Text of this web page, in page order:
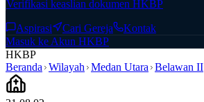
Verifikasi keaslian dokumen HKBP
Aspirasi Cari Gereja
Kontak
Masuk ke Akun HKBP
HKBP
Beranda Wilayah Medan Utara Belawan II